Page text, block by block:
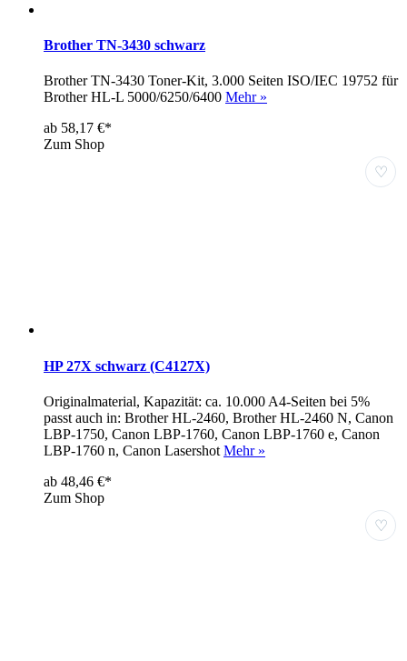
Brother TN-3430 schwarz
Brother TN-3430 Toner-Kit, 3.000 Seiten ISO/IEC 19752 für
Brother HL-L 5000/6250/6400 Mehr »
ab 58,17 €*
Zum Shop
♡
HP 27X schwarz (C4127X)
Originalmaterial, Kapazität: ca. 10.000 A4-Seiten bei 5%
passt auch in: Brother HL-2460, Brother HL-2460 N, Canon
LBP-1750, Canon LBP-1760, Canon LBP-1760 e, Canon
LBP-1760 n, Canon Lasershot Mehr »
ab 48,46 €*
Zum Shop
♡